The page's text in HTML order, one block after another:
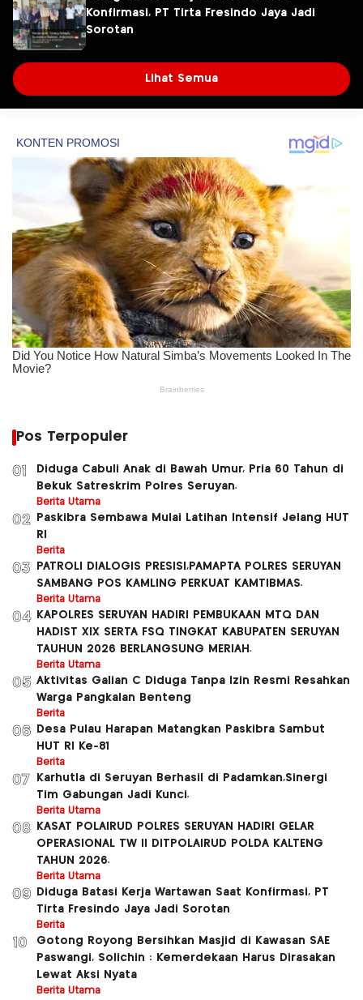
Konfirmasi, PT Tirta Fresindo Jaya Jadi
Sorotan
Lihat Semua
Pos Terpopuler
01
Diduga Cabuli Anak di Bawah Umur, Pria 60 Tahun di
Bekuk Satreskrim Polres Seruyan.
Berita Utama
02
Paskibra Sembawa Mulai Latihan Intensif Jelang HUT
RI
Berita
03
PATROLI DIALOGIS PRESISI,PAMAPTA POLRES SERUYAN
SAMBANG POS KAMLING PERKUAT KAMTIBMAS.
Berita Utama
04
KAPOLRES SERUYAN HADIRI PEMBUKAAN MTQ DAN
HADIST XlX SERTA FSQ TINGKAT KABUPATEN SERUYAN
TAUHUN 2026 BERLANGSUNG MERIAH.
Berita Utama
05 Aktivitas Galian C Diduga Tanpa Izin Resmi Resahkan
Warga Pangkalan Benteng
Berita
06
Desa Pulau Harapan Matangkan Paskibra Sambut
HUT RI Ke-81
Berita
07
Karhutla di Seruyan Berhasil di Padamkan,Sinergi
Tim Gabungan Jadi Kunci.
Berita Utama
08
KASAT POLAIRUD POLRES SERUYAN HADIRI GELAR
OPERASIONAL TW ll DITPOLAIRUD POLDA KALTENG
TAHUN 2026.
Berita Utama
09
Diduga Batasi Kerja Wartawan Saat Konfirmasi, PT
Tirta Fresindo Jaya Jadi Sorotan
Berita
10
Gotong Royong Bersihkan Masjid di Kawasan SAE
Paswangi, Solichin : Kemerdekaan Harus Dirasakan
Lewat Aksi Nyata
Berita Utama